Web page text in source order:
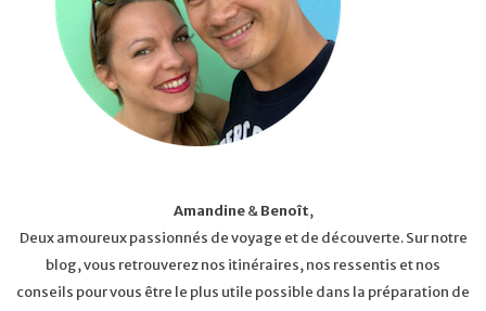
Amandine&Benoît,
Deux amoureux passionnés de voyage et de découverte. Sur notre
blog, vous retrouverez nos itinéraires, nos ressentis et nos
conseils pour vous être le plus utile possible dans la préparation de